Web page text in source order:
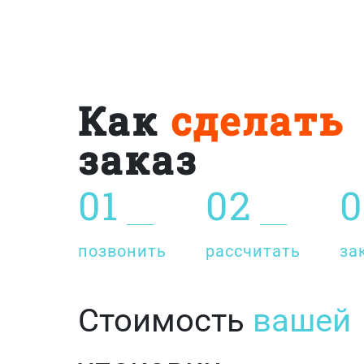
Как сделать
заказ
01
позвонить
02
рассчитать
Стоимость вашей